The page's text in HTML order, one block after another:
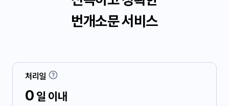
번개소문 서비스
처리일
0 일 이내